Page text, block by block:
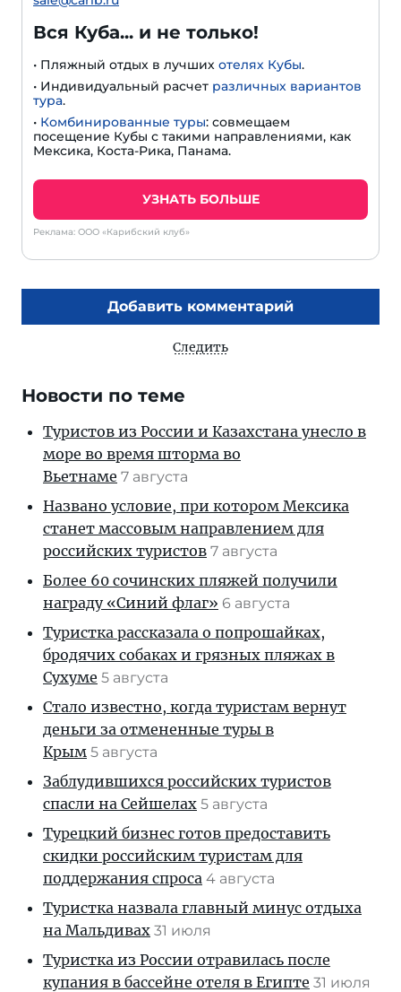
Вся Куба... и не только!
• Пляжный отдых в лучших отелях Кубы.
• Индивидуальный расчет различных вариантов
тура.
• Комбинированные туры: совмещаем
посещение Кубы с такими направлениями, как
Мексика, Коста-Рика, Панама.
УЗНАТЬ БОЛЬШЕ
Реклама: ООО «Карибский клуб»
Добавить комментарий
Следить
Новости по теме
Туристов из России и Казахстана унесло в
море во время шторма во
Вьетнаме 7 августа
Названо условие, при котором Мексика
станет массовым направлением для
российских туристов 7 августа
Более 60 сочинских пляжей получили
награду «Синий флаг» 6 августа
Туристка рассказала о попрошайках,
бродячих собаках и грязных пляжах в
Сухуме 5 августа
Стало известно, когда туристам вернут
деньги за отмененные туры в
Крым 5 августа
Заблудившихся российских туристов
спасли на Сейшелах 5 августа
Турецкий бизнес готов предоставить
скидки российским туристам для
поддержания спроса 4 августа
Туристка назвала главный минус отдыха
на Мальдивах 31 июля
Туристка из России отравилась после
купания в бассейне отеля в Египте 31 июля